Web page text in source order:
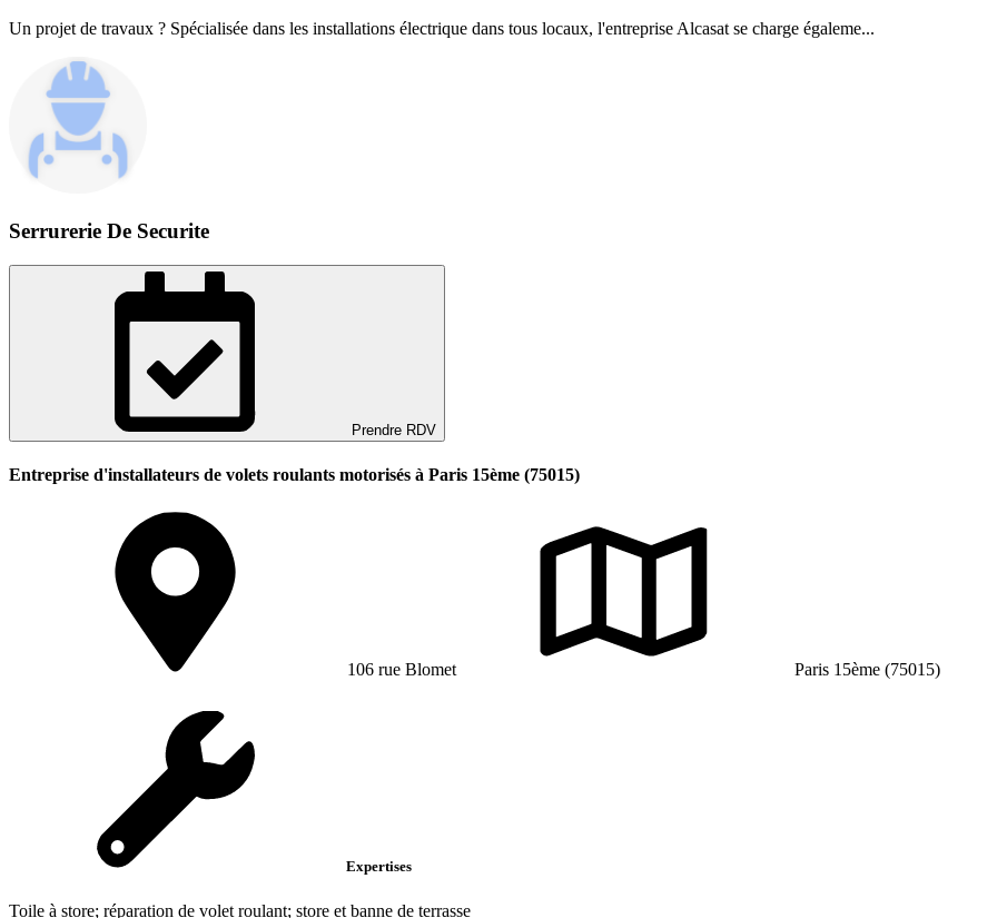
Un projet de travaux ? Spécialisée dans les installations électrique dans tous locaux, l'entreprise Alcasat se charge égaleme...
Serrurerie De Securite
Prendre RDV
Entreprise d'installateurs de volets roulants motorisés à Paris 15ème (75015)
106 rue Blomet Paris 15ème (75015)
Expertises
Toile à store; réparation de volet roulant; store et banne de terrasse